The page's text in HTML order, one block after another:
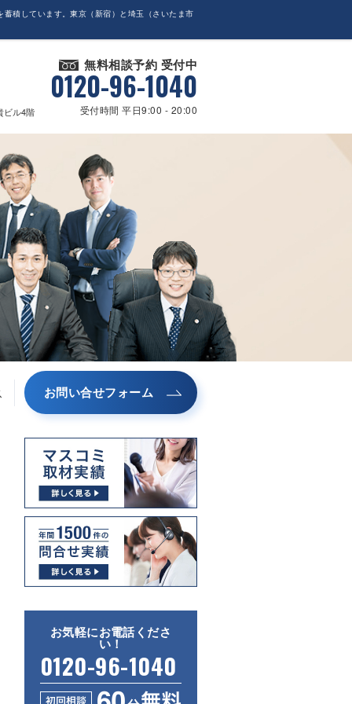
積しています。東京（新宿）と埼玉（さいたま市
ビル4階
無料相談予約 受付中
0120-96-1040
受付時間 平日9:00 - 20:00
お問い合せフォーム
お気軽にお電話くださ
い！
0120-96-1040